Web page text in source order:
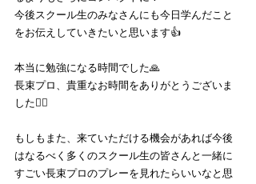
今後スクール生のみなさんにも今日学んだこと
をお伝えしていきたいと思います👍
本当に勉強になる時間でした🙏
長束プロ、貴重なお時間をありがとうございま
した🙇‍♂️
もしもまた、来ていただける機会があれば今後
はなるべく多くのスクール生の皆さんと一緒に
すごい長束プロのプレーを見れたらいいなと思